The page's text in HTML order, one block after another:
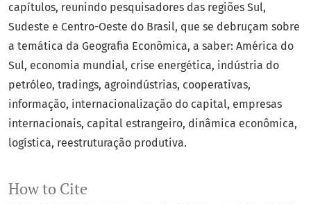
How to Cite
capítulos, reunindo pesquisadores das regiões Sul,
Sudeste e Centro-Oeste do Brasil, que se debruçam sobre
a temática da Geografia Econômica, a saber: América do
Sul, economia mundial, crise energética, indústria do
petróleo, tradings, agroindústrias, cooperativas,
informação, internacionalização do capital, empresas
internacionais, capital estrangeiro, dinâmica econômica,
logística, reestruturação produtiva.